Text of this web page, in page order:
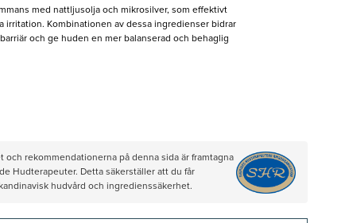
med nattljusolja och mikrosilver, som effektivt
irritation. Kombinationen av dessa ingredienser bidrar
och ge huden en mer balanserad och behaglig
och rekommendationerna på denna sida är framtagna
Hudterapeuter. Detta säkerställer att du får
hudvård och ingredienssäkerhet.